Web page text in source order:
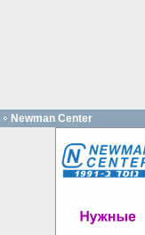
Newman Center